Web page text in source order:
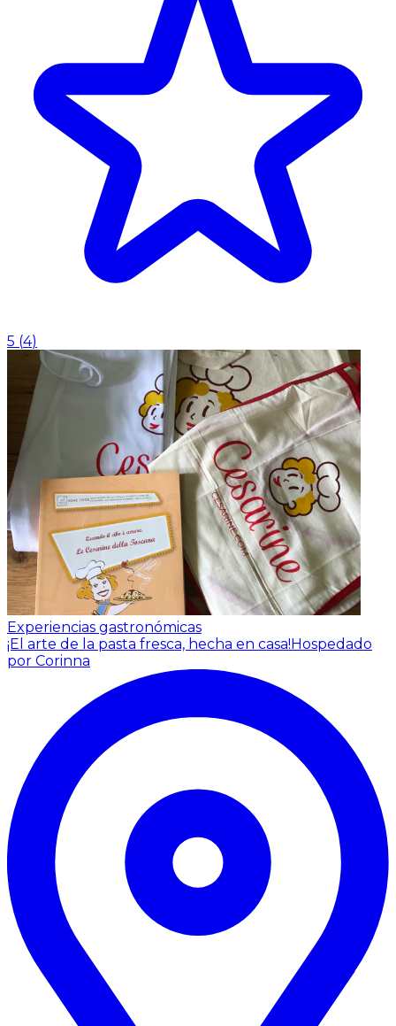
5 (4)
Experiencias gastronómicas
¡El arte de la pasta fresca, hecha en casa!Hospedado
por Corinna